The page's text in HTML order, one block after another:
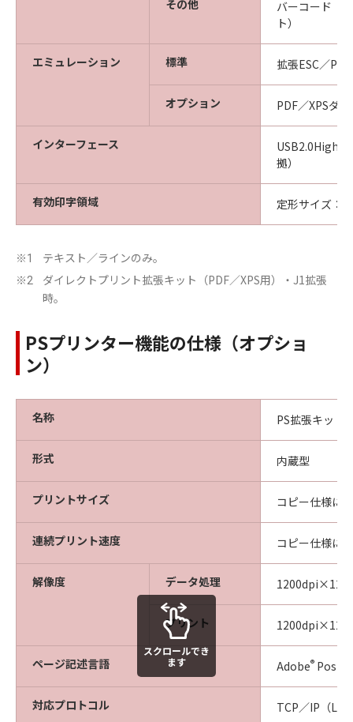
その他
バーコード（
ト）
エミュレーション 標準 拡張ESC／P
オプション PDF／XPSダ
インターフェース
USB2.0High-
拠）
有効印字領域 定形サイズ：
※1 テキスト／ラインのみ。
※2
ダイレクトプリント拡張キット（PDF／XPS用）・J1拡張
時。
PSプリンター機能の仕様（オプショ
ン）
名称 PS拡張キット
形式 内蔵型
プリントサイズ コピー仕様に
連続プリント速度 コピー仕様に
解像度 データ処理
プリント
ページ記述言語 Adobe®
対応プロトコル TCP／IP（
スクロールでき
ます